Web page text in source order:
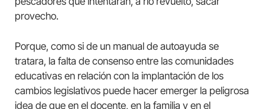
provecho.
Porque, como si de un manual de autoayuda se
tratara, la falta de consenso entre las comunidades
educativas en relación con la implantación de los
cambios legislativos puede hacer emerger la peligrosa
idea de que en el docente, en la familia y en el